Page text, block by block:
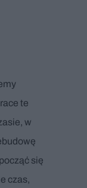
te
w
się
czas,